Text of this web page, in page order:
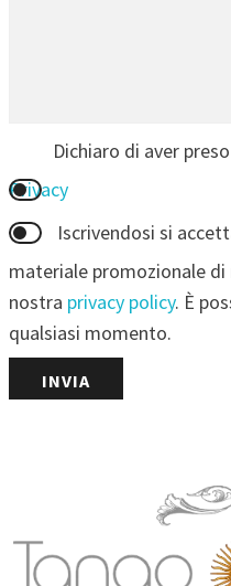
Dichiaro di aver
Privacy
Iscrivendosi si
materiale promozionale
nostra privacy policy. È
qualsiasi momento.